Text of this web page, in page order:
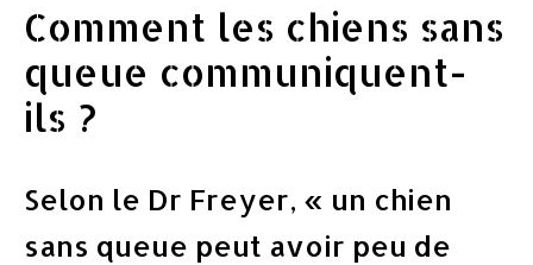
Comment les chiens sans
queue communiquent-
ils ?
Selon le Dr Freyer, « un chien
sans queue peut avoir peu de